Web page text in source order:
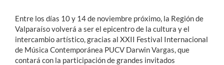
Entre los días 10 y 14 de noviembre próximo, la Región de
Valparaíso volverá a ser el epicentro de la cultura y el
intercambio artístico, gracias al XXII Festival Internacional
de Música Contemporánea PUCV Darwin Vargas, que
contará con la participación de grandes invitados